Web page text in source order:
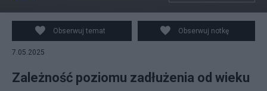
Obserwuj temat Obserwuj notkę
7.05.2025
Zależność poziomu zadłużenia od wieku